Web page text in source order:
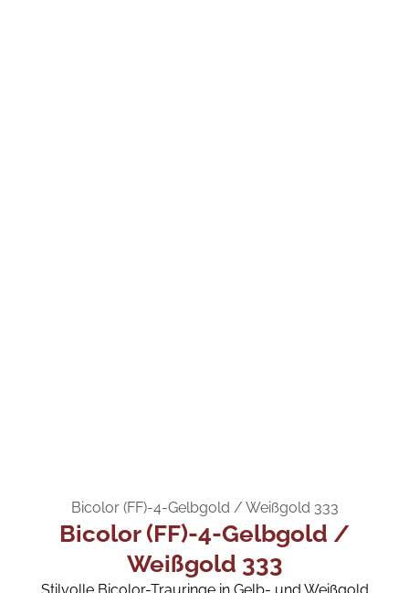
Bicolor (FF)-4-Gelbgold / Weißgold 333
Bicolor (FF)-4-Gelbgold /
Weißgold 333
Stilvolle Bicolor-Trauringe in Gelb- und Weißgold